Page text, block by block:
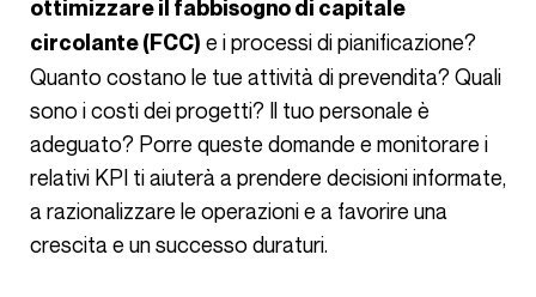
ottimizzare il fabbisogno di capitale
circolante (FCC) e i processi di pianificazione?
Quanto costano le tue attività di prevendita? Quali
sono i costi dei progetti? Il tuo personale è
adeguato? Porre queste domande e monitorare i
relativi KPI ti aiuterà a prendere decisioni informate,
a razionalizzare le operazioni e a favorire una
crescita e un successo duraturi.